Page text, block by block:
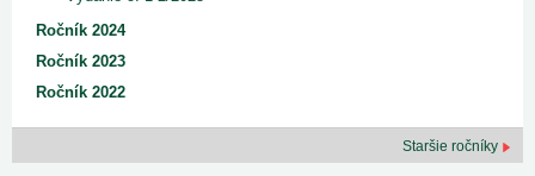
Ročník 2024
Ročník 2023
Ročník 2022
Staršie ročníky